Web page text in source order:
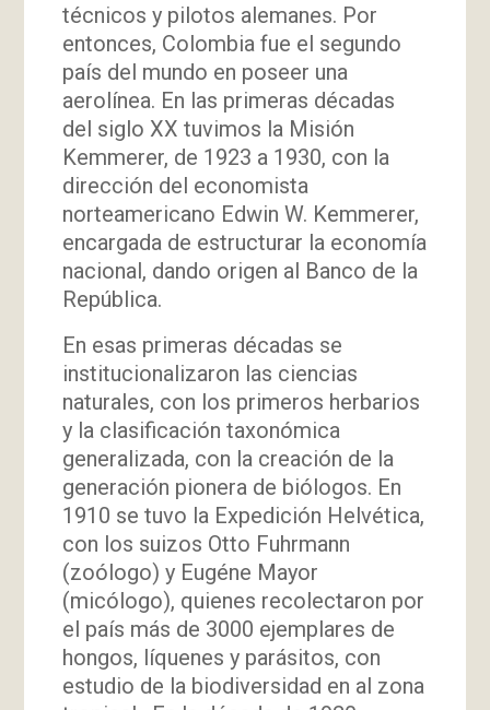
técnicos y pilotos alemanes. Por
entonces, Colombia fue el segundo
país del mundo en poseer una
aerolínea. En las primeras décadas
del siglo XX tuvimos la Misión
Kemmerer, de 1923 a 1930, con la
dirección del economista
norteamericano Edwin W. Kemmerer,
encargada de estructurar la economía
nacional, dando origen al Banco de la
República.
En esas primeras décadas se
institucionalizaron las ciencias
naturales, con los primeros herbarios
y la clasificación taxonómica
generalizada, con la creación de la
generación pionera de biólogos. En
1910 se tuvo la Expedición Helvética,
con los suizos Otto Fuhrmann
(zoólogo) y Eugéne Mayor
(micólogo), quienes recolectaron por
el país más de 3000 ejemplares de
hongos, líquenes y parásitos, con
estudio de la biodiversidad en al zona